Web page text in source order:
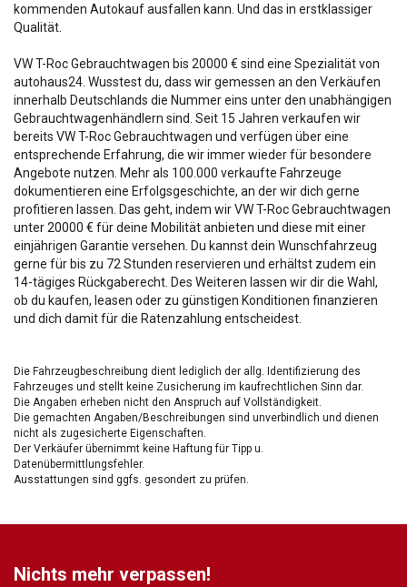
kommenden Autokauf ausfallen kann. Und das in erstklassiger
Qualität.
VW T-Roc Gebrauchtwagen bis 20000 € sind eine Spezialität von
autohaus24. Wusstest du, dass wir gemessen an den Verkäufen
innerhalb Deutschlands die Nummer eins unter den unabhängigen
Gebrauchtwagenhändlern sind. Seit 15 Jahren verkaufen wir
bereits VW T-Roc Gebrauchtwagen und verfügen über eine
entsprechende Erfahrung, die wir immer wieder für besondere
Angebote nutzen. Mehr als 100.000 verkaufte Fahrzeuge
dokumentieren eine Erfolgsgeschichte, an der wir dich gerne
profitieren lassen. Das geht, indem wir VW T-Roc Gebrauchtwagen
unter 20000 € für deine Mobilität anbieten und diese mit einer
einjährigen Garantie versehen. Du kannst dein Wunschfahrzeug
gerne für bis zu 72 Stunden reservieren und erhältst zudem ein
14-tägiges Rückgaberecht. Des Weiteren lassen wir dir die Wahl,
ob du kaufen, leasen oder zu günstigen Konditionen finanzieren
und dich damit für die Ratenzahlung entscheidest.
Die Fahrzeugbeschreibung dient lediglich der allg. Identifizierung des
Fahrzeuges und stellt keine Zusicherung im kaufrechtlichen Sinn dar.
Die Angaben erheben nicht den Anspruch auf Vollständigkeit.
Die gemachten Angaben/Beschreibungen sind unverbindlich und dienen
nicht als zugesicherte Eigenschaften.
Der Verkäufer übernimmt keine Haftung für Tipp u.
Datenübermittlungsfehler.
Ausstattungen sind ggfs. gesondert zu prüfen.
Nichts mehr verpassen!